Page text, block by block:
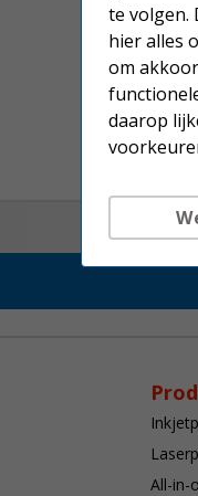
All-in-
te volgen.
hier alles
om
daarop